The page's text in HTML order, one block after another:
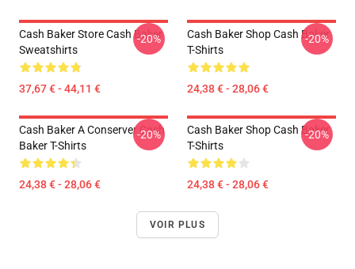
Cash Baker Store Cash Baker
Sweatshirts
37,67 € - 44,11 €
-20%
Cash Baker Shop Cash Baker
T-Shirts
24,38 € - 28,06 €
-20%
Cash Baker A Conserver Cash
Baker T-Shirts
24,38 € - 28,06 €
-20%
Cash Baker Shop Cash Baker
T-Shirts
24,38 € - 28,06 €
-20%
VOIR PLUS